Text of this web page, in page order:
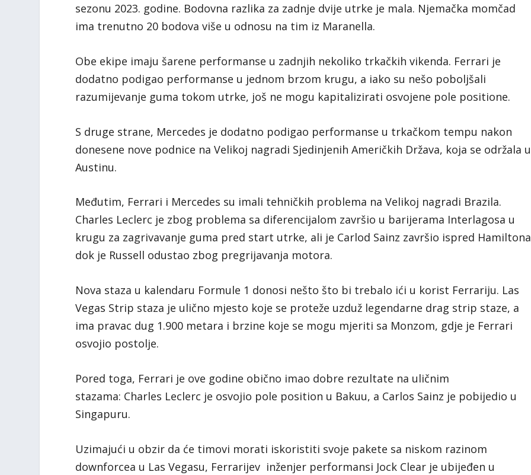
sezonu 2023. godine. Bodovna razlika za zadnje dvije utrke je mala. Njemačka momčad
ima trenutno 20 bodova više u odnosu na tim iz Maranella.
Obe ekipe imaju šarene performanse u zadnjih nekoliko trkačkih vikenda. Ferrari je
dodatno podigao performanse u jednom brzom krugu, a iako su nešo poboljšali
razumijevanje guma tokom utrke, još ne mogu kapitalizirati osvojene pole positione.
S druge strane, Mercedes je dodatno podigao performanse u trkačkom tempu nakon
donesene nove podnice na Velikoj nagradi Sjedinjenih Američkih Država, koja se održala u
Austinu.
Međutim, Ferrari i Mercedes su imali tehničkih problema na Velikoj nagradi Brazila.
Charles Leclerc je zbog problema sa diferencijalom završio u barijerama Interlagosa u
krugu za zagrivavanje guma pred start utrke, ali je Carlod Sainz završio ispred
dok je Russell odustao zbog pregrijavanja motora.
Nova staza u kalendaru Formule 1 donosi nešto što bi trebalo ići u korist Ferrariju. Las
Vegas Strip staza je ulično mjesto koje se proteže uzduž legendarne drag strip staze, a
ima pravac dug 1.900 metara i brzine koje se mogu mjeriti sa Monzom, gdje je Ferrari
osvojio postolje.
Pored toga, Ferrari je ove godine obično imao dobre rezultate na uličnim
stazama: Charles Leclerc je osvojio pole position u Bakuu, a Carlos Sainz je pobijedio u
Singapuru.
Uzimajući u obzir da će timovi morati iskoristiti svoje pakete sa niskom razinom
downforcea u Las Vegasu, Ferrarijev inženjer performansi Jock Clear je ubijeđen u